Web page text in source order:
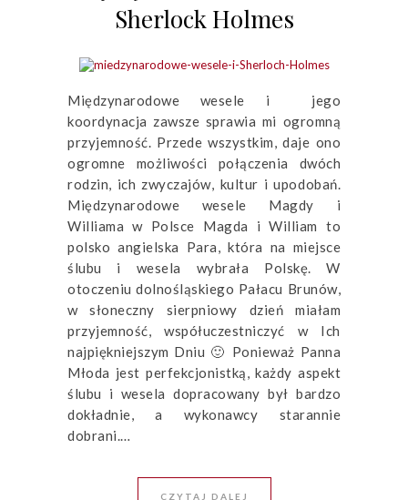
Sherlock Holmes
Międzynarodowe wesele i jego
koordynacja zawsze sprawia mi ogromną
przyjemność. Przede wszystkim, daje ono
ogromne możliwości połączenia dwóch
rodzin, ich zwyczajów, kultur i upodobań.
Międzynarodowe wesele Magdy i
Williama w Polsce Magda i William to
polsko angielska Para, która na miejsce
ślubu i wesela wybrała Polskę. W
otoczeniu dolnośląskiego Pałacu Brunów,
w słoneczny sierpniowy dzień miałam
przyjemność, współuczestniczyć w Ich
najpiękniejszym Dniu 🙂 Ponieważ Panna
Młoda jest perfekcjonistką, każdy aspekt
ślubu i wesela dopracowany był bardzo
dokładnie, a wykonawcy starannie
dobrani.…
CZYTAJ DALEJ